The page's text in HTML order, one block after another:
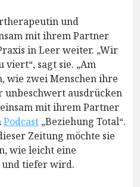
und
mit ihrem Partner
in Leer weiter. „Wir
viert“, sagt sie. „Am
wie zwei Menschen ihre
unbeschwert ausdrücken
mit ihrem Partner
Podcast „Beziehung Total“.
Zeitung möchte sie
wie leicht eine
und tiefer wird.